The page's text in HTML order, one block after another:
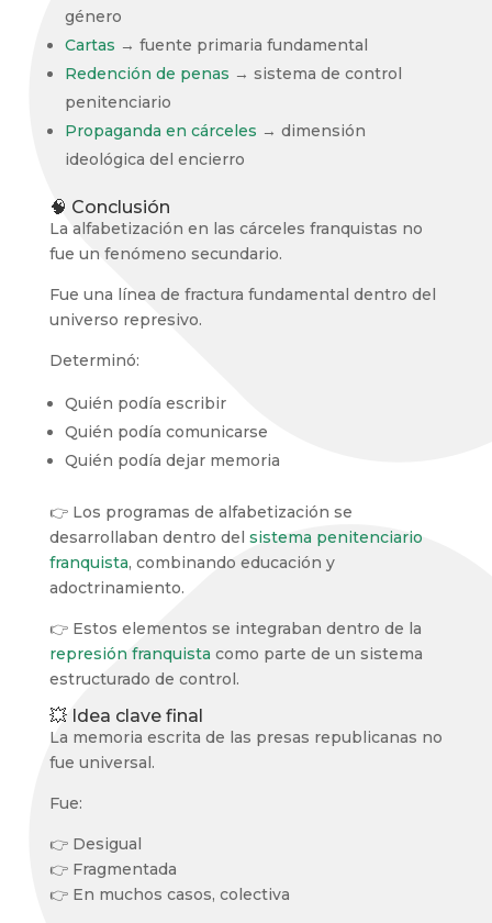
género
Cartas → fuente primaria fundamental
Redención de penas → sistema de control
penitenciario
Propaganda en cárceles → dimensión
ideológica del encierro
🧠 Conclusión
La alfabetización en las cárceles franquistas no
fue un fenómeno secundario.
Fue una línea de fractura fundamental dentro del
universo represivo.
Determinó:
Quién podía escribir
Quién podía comunicarse
Quién podía dejar memoria
👉 Los programas de alfabetización se
desarrollaban dentro del sistema penitenciario
franquista, combinando educación y
adoctrinamiento.
👉 Estos elementos se integraban dentro de la
represión franquista como parte de un sistema
estructurado de control.
💥 Idea clave final
La memoria escrita de las presas republicanas no
fue universal.
Fue:
👉 Desigual
👉 Fragmentada
👉 En muchos casos, colectiva